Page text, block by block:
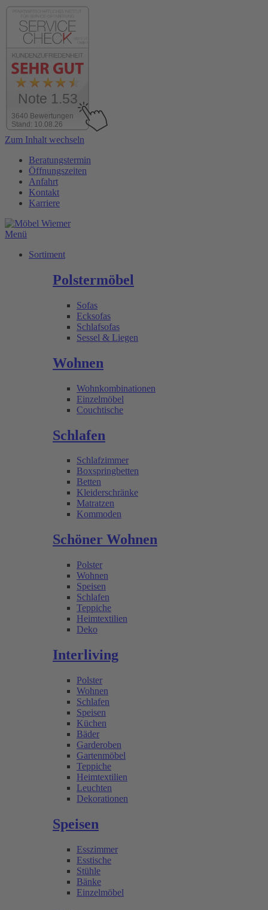
3640 Bewertungen
Stand: 10.08.26
Note 1.53
Zum Inhalt wechseln
Beratungstermin
Öffnungszeiten
Anfahrt
Kontakt
Karriere
Menü
Sortiment
Polstermöbel
Sofas
Ecksofas
Schlafsofas
Sessel & Liegen
Wohnen
Wohnkombinationen
Einzelmöbel
Couchtische
Schlafen
Schlafzimmer
Boxspringbetten
Betten
Kleiderschränke
Matratzen
Kommoden
Schöner Wohnen
Polster
Wohnen
Speisen
Schlafen
Teppiche
Heimtextilien
Deko
Interliving
Polster
Wohnen
Schlafen
Speisen
Küchen
Bäder
Garderoben
Gartenmöbel
Teppiche
Heimtextilien
Leuchten
Dekorationen
Speisen
Esszimmer
Esstische
Stühle
Bänke
Einzelmöbel